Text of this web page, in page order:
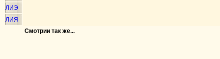
ЛИЭ
ЛИЯ
Смотрии так же...